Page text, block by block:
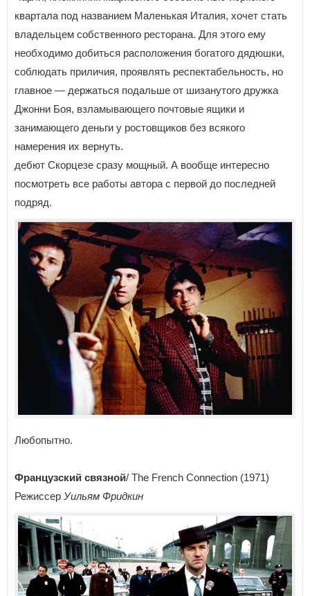
квартала под названием Маленькая Италия, хочет стать
владельцем собственного ресторана. Для этого ему
необходимо добиться расположения богатого дядюшки,
соблюдать приличия, проявлять респектабельность, но
главное — держаться подальше от шизанутого дружка
Джонни Боя, взламывающего почтовые ящики и
занимающего деньги у ростовщиков без всякого
намерения их вернуть.
дебют Скорцезе сразу мощный. А вообще интересно
посмотреть все работы автора с первой до последней
подряд.
Любопытно.
Французский связной/ The French Connection (1971)
Режиссер Уильям Фридкин